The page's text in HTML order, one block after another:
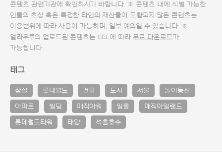
콘텐츠 관련기관에 확인하시기 바랍니다. ※ 콘텐츠 내에 식별 가능한
인물의 초상 혹은 특정한 타인의 재산물이 포함되지 않은 콘텐츠는
이용범위에 따라 사용이 가능하며, 일부 예외일 수 있습니다. ※
얼라우투의 업로드된 콘텐츠는 CCL에 따라 무료 다운로드가
가능합니다.
태그
잠실 롯데월드 건물 도시 서울 놀이동산
아파트 빌딩 매직아워 일몰 매직아일랜드
롯데월드타워 태양 석촌호수